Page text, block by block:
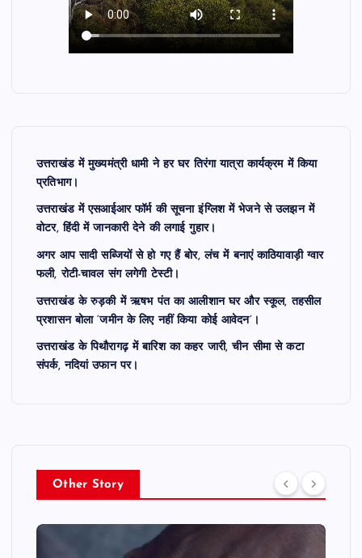
उत्तराखंड में मुख्यमंत्री धामी ने हर घर तिरंगा यात्रा कार्यक्रम में किया
प्रतिभाग।
उत्तराखंड में एसआईआर फॉर्म की सूचना इंग्लिश में भेजने से उलझन में
वोटर, हिंदी में जानकारी देने की लगाई गुहार।
अगर आप सादी सब्जियों से हो गए हैं बोर, लंच में बनाएं काठियावाड़ी ग्वार
फली, रोटी-चावल संग लगेगी टेस्टी।
उत्तराखंड के रुड़की में ऋषभ पंत का आलीशान घर और स्कूल, तहसील
प्रशासन बोला ‘जमीन के लिए नहीं किया कोई आवेदन’।
उत्तराखंड के पिथौरागढ़ में बारिश का कहर जारी, चीन सीमा से कटा
संपर्क, नदियां उफान पर।
Other Story